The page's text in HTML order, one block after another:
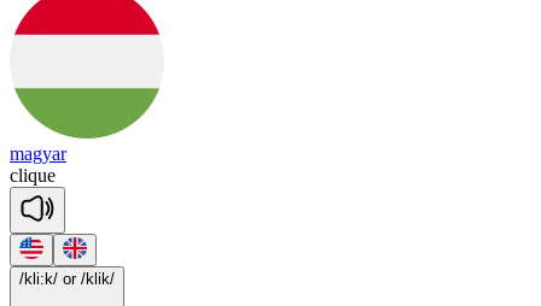
magyar
clique
/kli:k/ or /klik/